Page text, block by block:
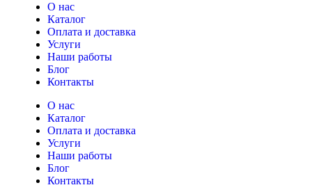
О нас
Каталог
Оплата и доставка
Услуги
Наши работы
Блог
Контакты
О нас
Каталог
Оплата и доставка
Услуги
Наши работы
Блог
Контакты